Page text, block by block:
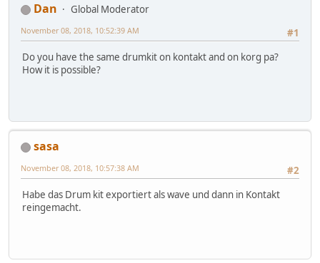
Dan
Global Moderator
#1
November 08, 2018, 10:52:39 AM
Do you have the same drumkit on kontakt and on korg pa?
How it is possible?
sasa
#2
November 08, 2018, 10:57:38 AM
Habe das Drum kit exportiert als wave und dann in Kontakt
reingemacht.